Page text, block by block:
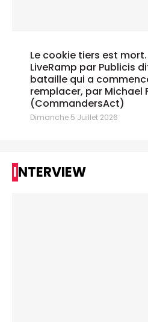
Le cookie tiers est
LiveRamp par Publicis
bataille qui a
remplacer, par Michael
(CommandersAct)
Dimanche 5 Juillet 2026
INTERVIEW